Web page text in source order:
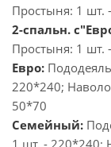
Простыня: 1 шт.
2-спальн.
Простыня: 1 шт.
Евро:
220*240;
50*70
Семейный:
1 шт. - 220*240;